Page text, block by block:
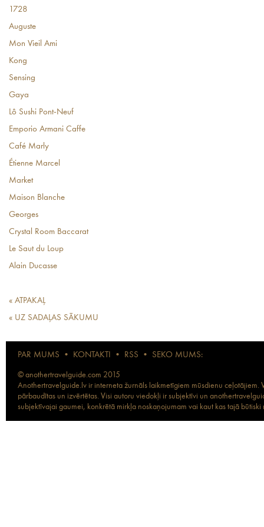
1728
Auguste
Mon Vieil Ami
Kong
Sensing
Gaya
Lô Sushi Pont-Neuf
Emporio Armani Caffe
Café Marly
Étienne Marcel
Market
Maison Blanche
Georges
Crystal Room Baccarat
Le Saut du Loup
Alain Ducasse
« ATPAKAĻ
« UZ SADAĻAS SĀKUMU
PAR MUMS • KONTAKTI • RSS • SEKO MUMS:
© anothertravelguide.com 2015
Anothertravelguide.lv ir interneta žurnāls laikmetīgiem mūsdienu
pārbaudītas un izvērtētas. Visi autoru viedokļi ir subjektīvi un
subjektīvajai gaumei, konkrētā mirkļa noskaņojumam vai kaut kas tajā